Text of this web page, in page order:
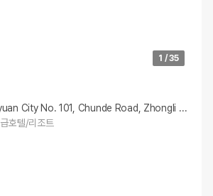
1 /35
City No. 101, Chunde Road, Zhongli District
호텔/리조트